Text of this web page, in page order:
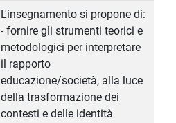
L'insegnamento si propone di:
- fornire gli strumenti teorici e
metodologici per interpretare
il rapporto
educazione/società, alla luce
della trasformazione dei
contesti e delle identità